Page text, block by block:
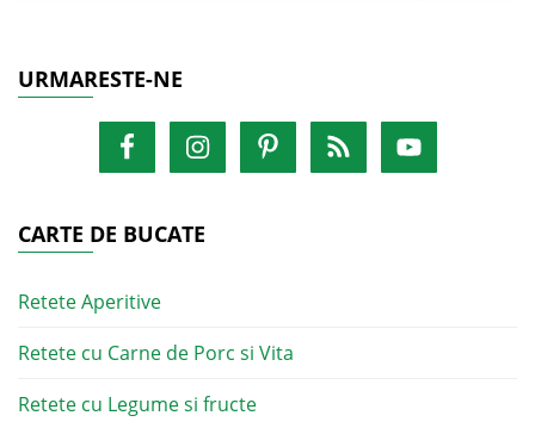
URMARESTE-NE
CARTE DE BUCATE
Retete Aperitive
Retete cu Carne de Porc si Vita
Retete cu Legume si fructe